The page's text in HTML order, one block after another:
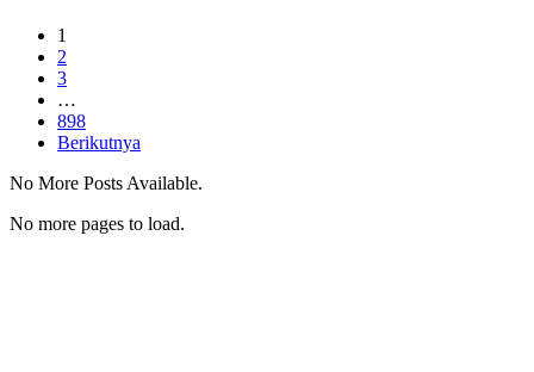
1
2
3
…
898
Berikutnya
No More Posts Available.
No more pages to load.